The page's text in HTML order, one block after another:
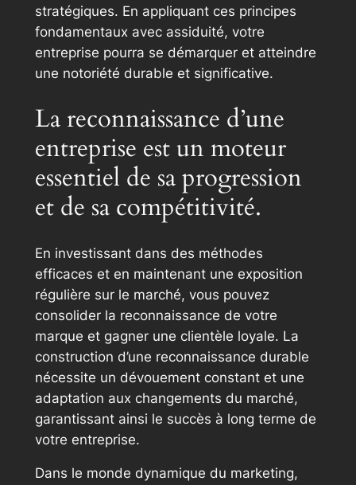
stratégiques. En appliquant ces principes
fondamentaux avec assiduité, votre
entreprise pourra se démarquer et atteindre
une notoriété durable et significative.
La reconnaissance d’une
entreprise est un moteur
essentiel de sa progression
et de sa compétitivité.
En investissant dans des méthodes
efficaces et en maintenant une exposition
régulière sur le marché, vous pouvez
consolider la reconnaissance de votre
marque et gagner une clientèle loyale. La
construction d’une reconnaissance durable
nécessite un dévouement constant et une
adaptation aux changements du marché,
garantissant ainsi le succès à long terme de
votre entreprise.
Dans le monde dynamique du marketing,